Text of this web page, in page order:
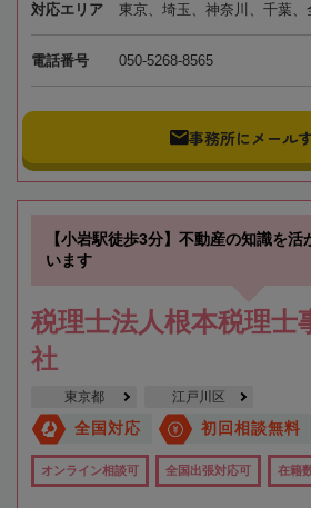
対応エリア 東京、埼玉、神奈川、千葉
電話番号 050-5268-8565
事務所にメール
【小岩駅徒歩3分】不動産の知識を
います
税理士法人根本税理士
社
東京都 江戸川区
全国対応 初回相談無料
オンライン相談可 全国出張対応可 在籍